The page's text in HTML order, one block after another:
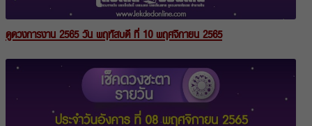
ดูดวงการงาน 2565 วัน พฤหัสบดี ที่ 10 พฤศจิกายน 2565